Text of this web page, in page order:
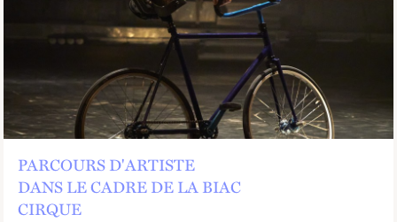
PARCOURS D'ARTISTE
DANS LE CADRE DE LA BIAC
CIRQUE